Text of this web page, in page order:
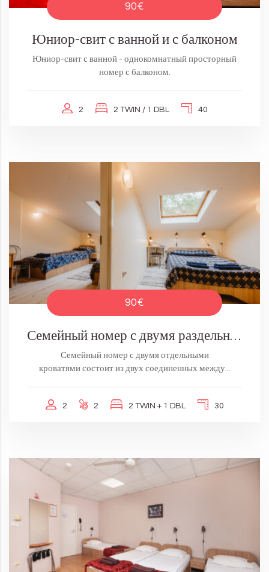
90€
Юниор-свит с ванной и с балконом
Юниор-свит с ванной - однокомнатный просторный
номер с балконом.
2 2 TWIN / 1 DBL 40
90€
Семейный номер с двумя раздельными кроватями
Семейный номер с двумя отдельными
кроватями состоит из двух соединенных между...
2 2 2 TWIN + 1 DBL 30